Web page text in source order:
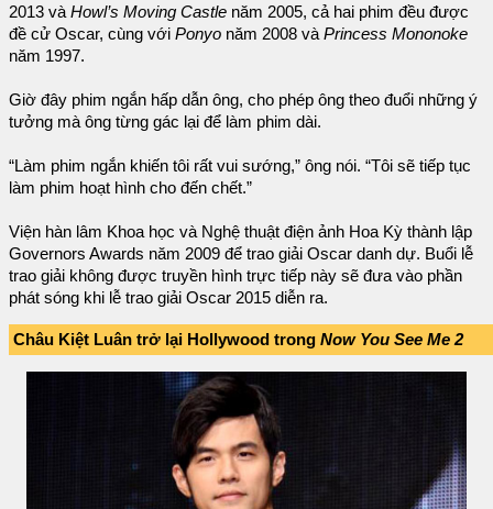
2013 và Howl’s Moving Castle năm 2005, cả hai phim đều được
đề cử Oscar, cùng với Ponyo năm 2008 và Princess Mononoke
năm 1997.
Giờ đây phim ngắn hấp dẫn ông, cho phép ông theo đuổi những ý
tưởng mà ông từng gác lại để làm phim dài.
“Làm phim ngắn khiến tôi rất vui sướng,” ông nói. “Tôi sẽ tiếp tục
làm phim hoạt hình cho đến chết.”
Viện hàn lâm Khoa học và Nghệ thuật điện ảnh Hoa Kỳ thành lập
Governors Awards năm 2009 để trao giải Oscar danh dự. Buổi lễ
trao giải không được truyền hình trực tiếp này sẽ đưa vào phần
phát sóng khi lễ trao giải Oscar 2015 diễn ra.
Châu Kiệt Luân trở lại Hollywood trong Now You See Me 2